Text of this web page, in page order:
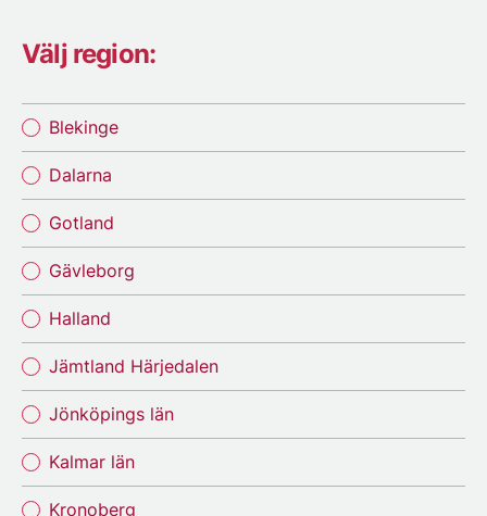
Välj region:
Blekinge
Dalarna
Gotland
Gävleborg
Halland
Jämtland Härjedalen
Jönköpings län
Kalmar län
Kronoberg